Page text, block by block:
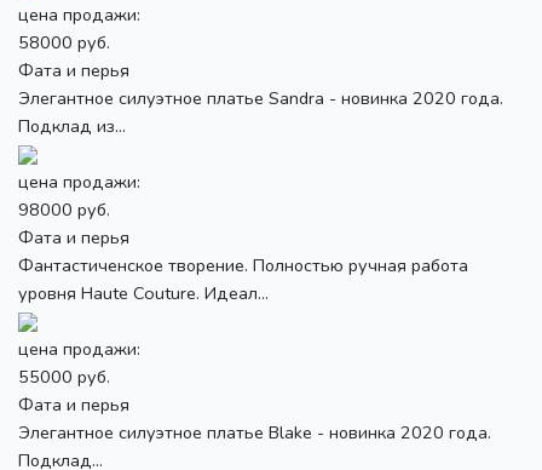
цена продажи:
58000 руб.
Фата и перья
Элегантное силуэтное платье Sandra - новинка 2020 года.
Подклад из...
цена продажи:
98000 руб.
Фата и перья
Фантастиченское творение. Полностью ручная работа
уровня Haute Couture. Идеал...
цена продажи:
55000 руб.
Фата и перья
Элегантное силуэтное платье Blake - новинка 2020 года.
Подклад...